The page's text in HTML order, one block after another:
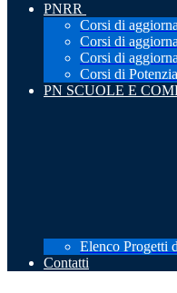
PNRR
Corsi di
Corsi di
Corsi di
Corsi di
PN SCUOLE E
Elenco Progetti
Contatti